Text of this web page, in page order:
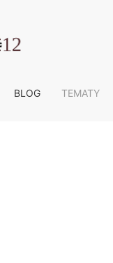
BLOG TEMATY